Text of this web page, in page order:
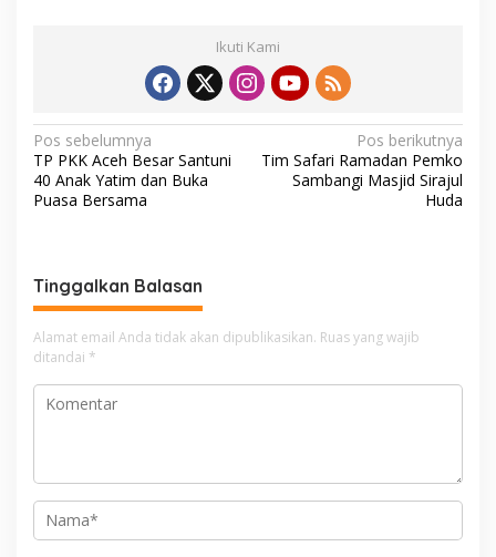
Ikuti Kami
N
a
v
a
s
i
p
Pos sebelumnya
TP PKK Aceh Besar Santuni
40 Anak Yatim dan Buka
Puasa Bersama
Pos berikutnya
Tim Safari Ramadan Pemko
Sambangi Masjid Sirajul
Huda
Tinggalkan Balasan
Alamat email Anda tidak akan dipublikasikan. Ruas yang wajib
ditandai *